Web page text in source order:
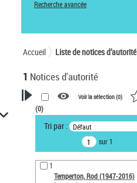
Recherche avancée
Accueil Liste de notices d’autorité
1 Notices d'autorité
VOTRE RECHERCHE
Recherche avancée dans les
notices d’autorité
Œuvres liées à l'auteur :
Temperton, Rod (1947-2016)
Voir la sélection (0)
(0)
Tri par : Défaut
sur 1
1
Temperton, Rod (1947-2016)